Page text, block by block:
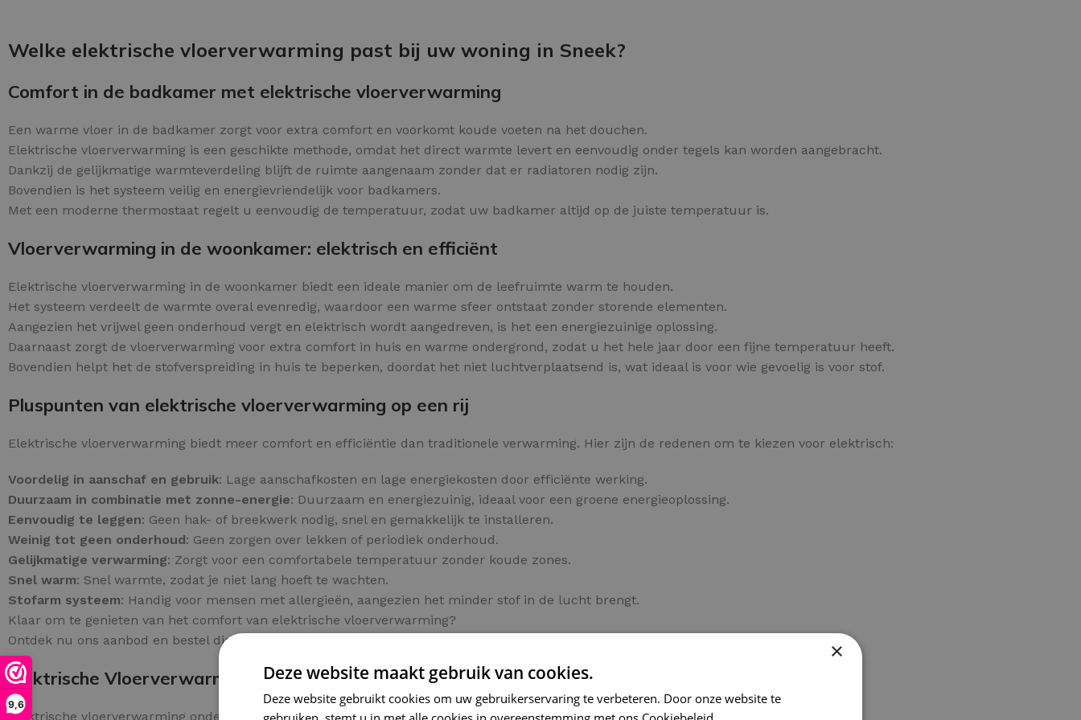
9,6
Gietvloer Epoxy
Welke elektrische vloerverwarming past bij uw woning in Sneek?
Comfort in de badkamer met elektrische vloerverwarming
Een warme vloer in de badkamer zorgt voor extra comfort en voorkomt koude voeten na het douchen.
Elektrische vloerverwarming is een geschikte methode, omdat het direct warmte levert en eenvoudig onder tegels kan worden aangebracht.
Dankzij de gelijkmatige warmteverdeling blijft de ruimte aangenaam zonder dat er radiatoren nodig zijn.
Bovendien is het systeem veilig en energievriendelijk voor badkamers.
Met een moderne thermostaat regelt u eenvoudig de temperatuur, zodat uw badkamer altijd op de juiste temperatuur is.
Vloerverwarming in de woonkamer: elektrisch en efficiënt
Elektrische vloerverwarming in de woonkamer biedt een ideale manier om de leefruimte warm te houden.
Het systeem verdeelt de warmte overal evenredig, waardoor een warme sfeer ontstaat zonder storende elementen.
Aangezien het vrijwel geen onderhoud vergt en elektrisch wordt aangedreven, is het een energiezuinige oplossing.
Daarnaast zorgt de vloerverwarming voor extra comfort in huis en warme ondergrond, zodat u het hele jaar door een fijne temperatuur heeft.
Bovendien helpt het de stofverspreiding in huis te beperken, doordat het niet luchtverplaatsend is, wat ideaal is voor wie gevoelig is voor stof.
Pluspunten van elektrische vloerverwarming op een rij
Elektrische vloerverwarming biedt meer comfort en efficiëntie dan traditionele verwarming. Hier zijn de redenen om te kiezen voor elektrisch:
Voordelig in aanschaf en gebruik: Lage aanschafkosten en lage energiekosten door efficiënte werking.
Duurzaam in combinatie met zonne-energie: Duurzaam en energiezuinig, ideaal voor een groene energieoplossing.
Eenvoudig te leggen: Geen hak- of breekwerk nodig, snel en gemakkelijk te installeren.
Weinig tot geen onderhoud: Geen zorgen over lekken of periodiek onderhoud.
Gelijkmatige verwarming: Zorgt voor een comfortabele temperatuur zonder koude zones.
Snel warm: Snel warmte, zodat je niet lang hoeft te wachten.
Stofarm systeem: Handig voor mensen met allergieën, aangezien het minder stof in de lucht brengt.
Klaar om te genieten van het comfort van elektrische vloerverwarming?
Ontdek nu ons aanbod en bestel direct online!
Elektrische Vloerverwarming Onder Tegels
Elektrische vloerverwarming onder tegels biedt een slimme oplossing voor tegelvloeren.
×
Deze website maakt gebruik van cookies.
Deze website gebruikt cookies om uw gebruikerservaring te verbeteren. Door onze website te